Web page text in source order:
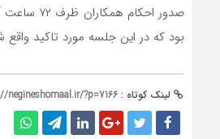
صدور احکام
بود که در این جلسه مورد تاکید واقع
لینک کوتاه : negineshomaal.ir/?p=7166